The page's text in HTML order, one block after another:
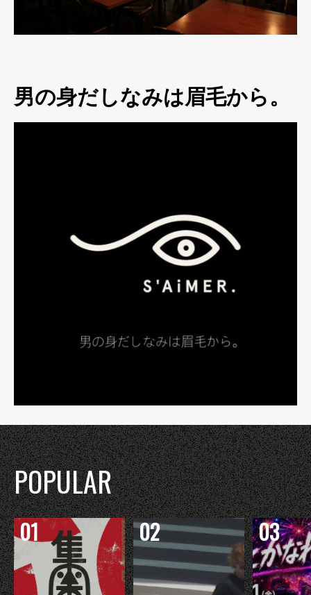
男の身だしなみは眉毛から。
POPULAR